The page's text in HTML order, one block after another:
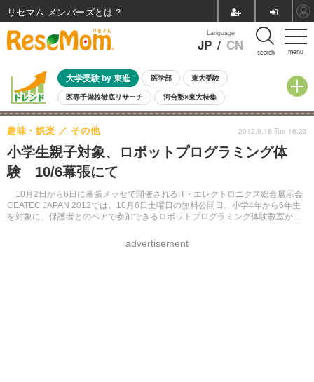
menu
Language
JP / CN search
大学受験 by 東進 医学部 東大受験
医専予備校徹底リサーチ 河合塾×東大特集
親子で考える大学選び 高校受験 中学受験 小学校受験
共通テスト 夏休み
8月開催イベント・WS 全国公立高校 過去問 人気記事
自由研究教材（小学生向け）
小学生親子対象、ロボットプログラミング体
験 10/6幕張にて
10月2日から6日に幕張メッセで開催されるIT・エレクトロニクス総合展示会
CEATEC JAPAN 2012では、10月6日土曜日の無料公開日、小学4年から6年生
を対象に、保護者とのペアで参加できるロボットプログラミング体験教室が行
趣味・娯楽 その他
advertisement
2012.9.18 Tue 16:23
リセマム メンバーズ